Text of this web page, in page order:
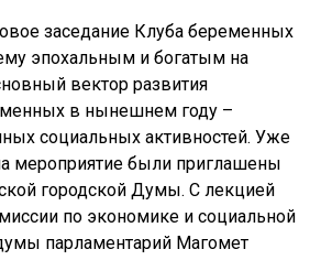
заседание Клуба беременных
эпохальным и богатым на
вектор развития
в нынешнем году –
социальных активностей. Уже
мероприятие были приглашены
городской Думы. С лекцией
по экономике и социальной
парламентарий Магомет